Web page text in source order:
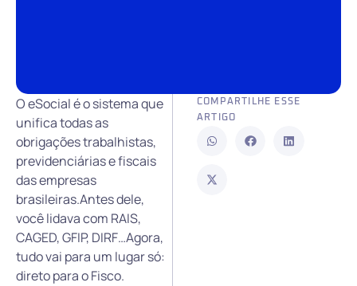
O eSocial é o sistema que
unifica todas as
obrigações trabalhistas,
previdenciárias e fiscais
das empresas
brasileiras.Antes dele,
você lidava com RAIS,
CAGED, GFIP, DIRF…Agora,
tudo vai para um lugar só:
direto para o Fisco.
COMPARTILHE ESSE
ARTIGO